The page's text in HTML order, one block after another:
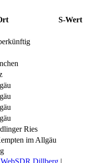
S-Wert
Ries
im Allgäu